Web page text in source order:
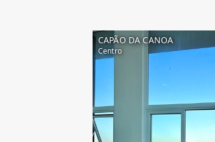
CAPÃO DA CANOA
Centro